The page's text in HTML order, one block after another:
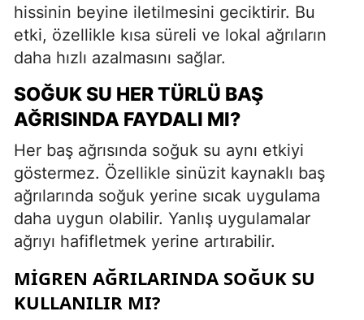
hissinin beyine iletilmesini geciktirir. Bu
etki, özellikle kısa süreli ve lokal ağrıların
daha hızlı azalmasını sağlar.
SOĞUK SU HER TÜRLÜ BAŞ
AĞRISINDA FAYDALI MI?
Her baş ağrısında soğuk su aynı etkiyi
göstermez. Özellikle sinüzit kaynaklı baş
ağrılarında soğuk yerine sıcak uygulama
daha uygun olabilir. Yanlış uygulamalar
ağrıyı hafifletmek yerine artırabilir.
MIGREN AĞRILARINDA SOĞUK SU
KULLANILIR MI?